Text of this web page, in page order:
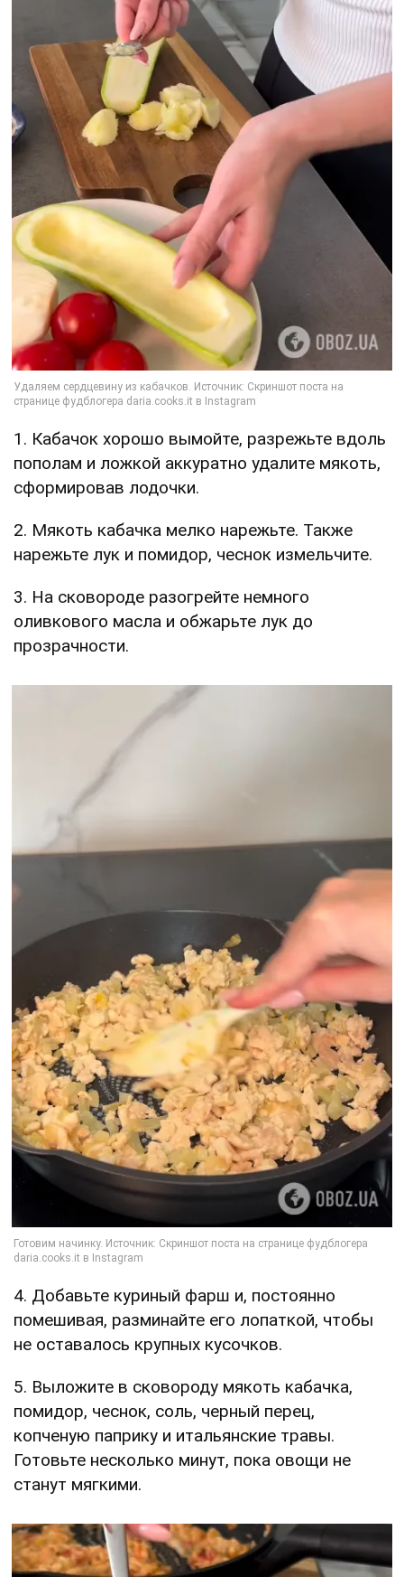
1. Кабачок хорошо вымойте, разрежьте вдоль
пополам и ложкой аккуратно удалите мякоть,
сформировав лодочки.
2. Мякоть кабачка мелко нарежьте. Также
нарежьте лук и помидор, чеснок измельчите.
3. На сковороде разогрейте немного
оливкового масла и обжарьте лук до
прозрачности.
4. Добавьте куриный фарш и, постоянно
помешивая, разминайте его лопаткой, чтобы
не оставалось крупных кусочков.
5. Выложите в сковороду мякоть кабачка,
помидор, чеснок, соль, черный перец,
копченую паприку и итальянские травы.
Готовьте несколько минут, пока овощи не
станут мягкими.